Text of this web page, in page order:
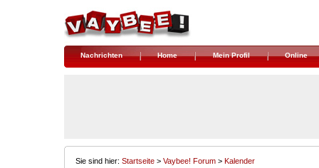
Nachrichten Home Mein Profil Online
Sie sind hier: Startseite > Vaybee! Forum > Kalender